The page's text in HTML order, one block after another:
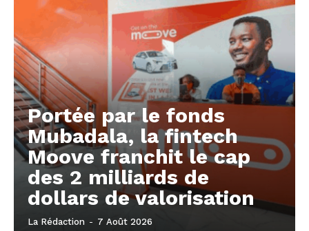
Portée par le fonds
Mubadala, la fintech
Moove franchit le cap
des 2 milliards de
dollars de valorisation
La Rédaction - 7 Août 2026